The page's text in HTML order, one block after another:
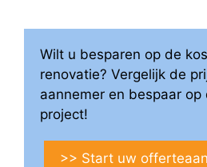
Wilt u besparen op de
renovatie? Vergelijk de
aannemer en bespaar
project!
>> Start uw